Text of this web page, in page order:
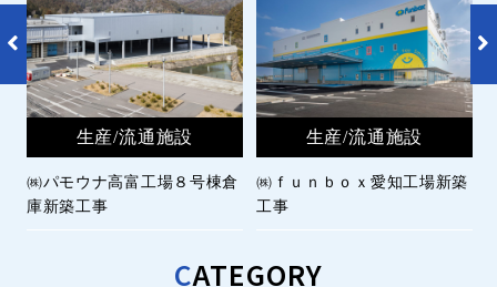
生産/流通施設
㈱パモウナ高富工場８号棟倉
庫新築工事
生産/流通施設
㈱ｆｕｎｂｏｘ愛知工場新築
工事
CATEGORY